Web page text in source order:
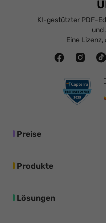
KI-gestützter PDF-
und
Eine
Preise
Produkte
Lösungen